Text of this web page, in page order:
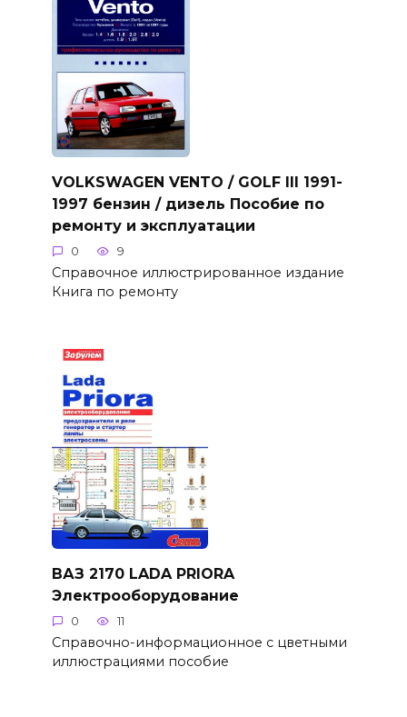
VOLKSWAGEN VENTO / GOLF III 1991-
1997 бензин / дизель Пособие по
ремонту и эксплуатации
0 9
Справочное иллюстрированное издание
Книга по ремонту
ВАЗ 2170 LADA PRIORA
Электрооборудование
0 11
Справочно-информационное с цветными
иллюстрациями пособие